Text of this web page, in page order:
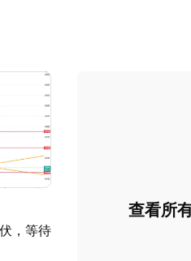
，等待
查看所